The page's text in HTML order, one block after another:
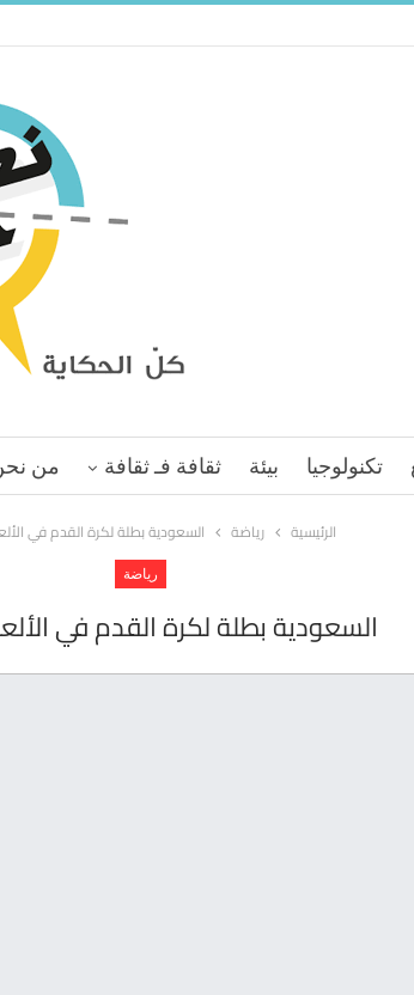
تكنولوجيا بيئة ثقافة فـ ثقافة من
الرئيسية رياضة السعودية بطلة لكرة القدم في
رياضة
السعودية بطلة لكرة القدم في